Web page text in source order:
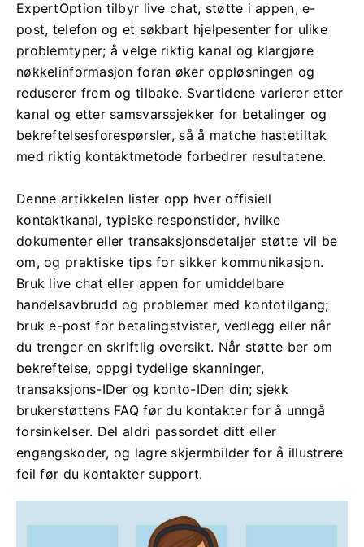
ExpertOption tilbyr live chat, støtte i appen, e-
post, telefon og et søkbart hjelpesenter for ulike
problemtyper; å velge riktig kanal og klargjøre
nøkkelinformasjon foran øker oppløsningen og
reduserer frem og tilbake. Svartidene varierer etter
kanal og etter samsvarssjekker for betalinger og
bekreftelsesforespørsler, så å matche hastetiltak
med riktig kontaktmetode forbedrer resultatene.
Denne artikkelen lister opp hver offisiell
kontaktkanal, typiske responstider, hvilke
dokumenter eller transaksjonsdetaljer støtte vil be
om, og praktiske tips for sikker kommunikasjon.
Bruk live chat eller appen for umiddelbare
handelsavbrudd og problemer med kontotilgang;
bruk e-post for betalingstvister, vedlegg eller når
du trenger en skriftlig oversikt. Når støtte ber om
bekreftelse, oppgi tydelige skanninger,
transaksjons-IDer og konto-IDen din; sjekk
brukerstøttens FAQ før du kontakter for å unngå
forsinkelser. Del aldri passordet ditt eller
engangskoder, og lagre skjermbilder for å illustrere
feil før du kontakter support.